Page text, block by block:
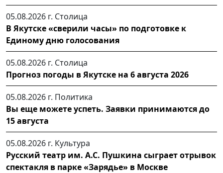
05.08.2026 г. Столица
В Якутске «сверили часы» по подготовке к
Единому дню голосования
05.08.2026 г. Столица
Прогноз погоды в Якутске на 6 августа 2026
05.08.2026 г. Политика
Вы еще можете успеть. Заявки принимаются до
15 августа
05.08.2026 г. Культура
Русский театр им. А.С. Пушкина сыграет отрывок
спектакля в парке «Зарядье» в Москве